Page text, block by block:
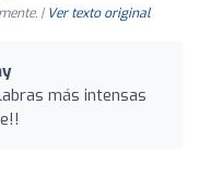
| Ver texto original
más intensas